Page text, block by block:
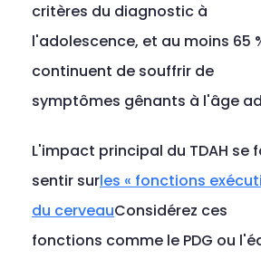
critères du diagnostic à
l'adolescence, et au moins 65
continuent de souffrir de
symptômes gênants à l'âge
L'impact principal du TDAH se
sentir surles « fonctions
du cerveauConsidérez ces
fonctions comme le PDG ou